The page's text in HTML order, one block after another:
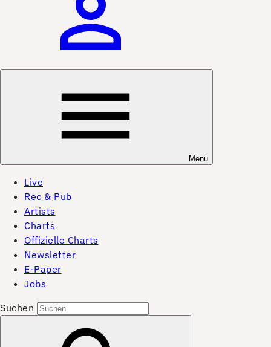
Menu
Live
Rec & Pub
Artists
Charts
Offizielle Charts
Newsletter
E-Paper
Jobs
Suchen